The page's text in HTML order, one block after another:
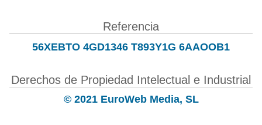
Referencia
56XEBTO 4GD1346 T893Y1G 6AAOOB1
Derechos de Propiedad Intelectual e Industrial
© 2021 EuroWeb Media, SL